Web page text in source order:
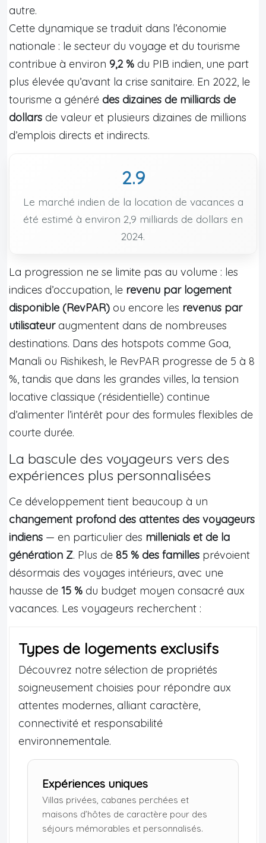
autre.
Cette dynamique se traduit dans l’économie
nationale : le secteur du voyage et du tourisme
contribue à environ 9,2 % du PIB indien, une part
plus élevée qu’avant la crise sanitaire. En 2022, le
tourisme a généré des dizaines de milliards de
dollars de valeur et plusieurs dizaines de millions
d’emplois directs et indirects.
2.9
Le marché indien de la location de vacances a
été estimé à environ 2,9 milliards de dollars en
2024.
La progression ne se limite pas au volume : les
indices d’occupation, le revenu par logement
disponible (RevPAR) ou encore les revenus par
utilisateuraugmentent dans de nombreuses
destinations. Dans des hotspots comme Goa,
Manali ou Rishikesh, le RevPAR progresse de 5 à 8
%, tandis que dans les grandes villes, la tension
locative classique (résidentielle) continue
d’alimenter l’intérêt pour des formules flexibles de
courte durée.
La bascule des voyageurs vers des
expériences plus personnalisées
Ce développement tient beaucoup à un
changement profond des attentes des voyageurs
indiens — en particulier des millenials et de la
génération Z. Plus de 85 % des familles prévoient
désormais des voyages intérieurs, avec une
hausse de 15 % du budget moyen consacré aux
vacances. Les voyageurs recherchent :
Types de logements exclusifs
Découvrez notre sélection de propriétés
soigneusement choisies pour répondre aux
attentes modernes, alliant caractère,
connectivité et responsabilité
environnementale.
Expériences uniques
Villas privées, cabanes perchées et
maisons d’hôtes de caractère pour des
séjours mémorables et personnalisés.